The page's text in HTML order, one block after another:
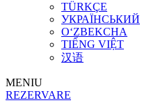
TÜRKÇE
УКРАЇНСЬКИЙ
O‘ZBEKCHA
TIẾNG VIỆT
汉语
MENIU
REZERVARE